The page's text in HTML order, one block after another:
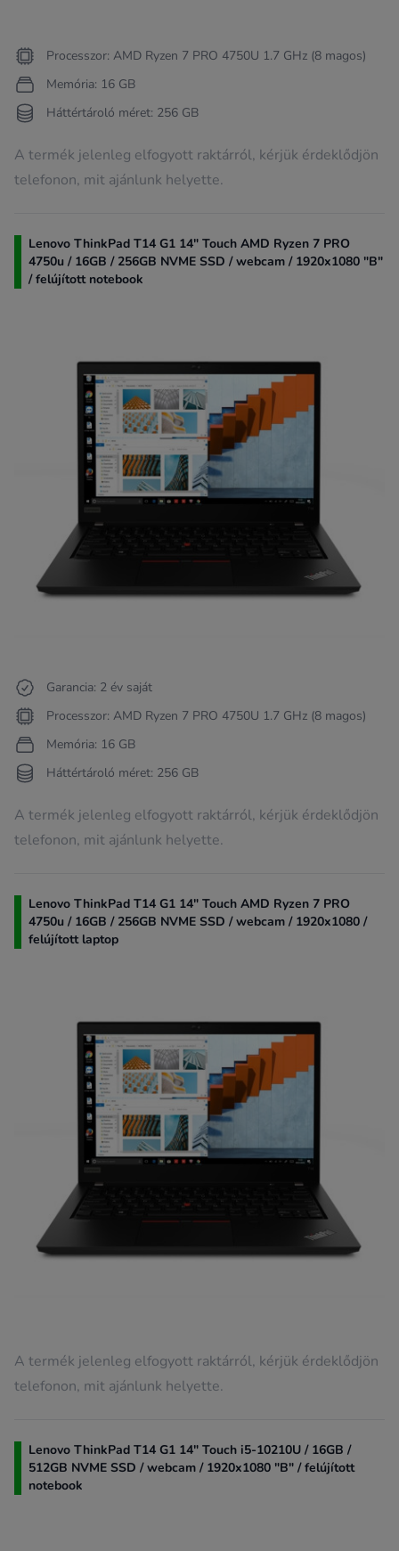
Processzor: AMD Ryzen 7 PRO 4750U 1.7 GHz (8 magos)
Memória: 16 GB
Háttértároló méret: 256 GB
A termék jelenleg elfogyott raktárról, kérjük érdeklődjön
telefonon, mit ajánlunk helyette.
Lenovo ThinkPad T14 G1 14" Touch AMD Ryzen 7 PRO
4750u / 16GB / 256GB NVME SSD / webcam / 1920x1080 "B"
/ felújított notebook
Garancia: 2 év saját
Processzor: AMD Ryzen 7 PRO 4750U 1.7 GHz (8 magos)
Memória: 16 GB
Háttértároló méret: 256 GB
A termék jelenleg elfogyott raktárról, kérjük érdeklődjön
telefonon, mit ajánlunk helyette.
Lenovo ThinkPad T14 G1 14" Touch AMD Ryzen 7 PRO
4750u / 16GB / 256GB NVME SSD / webcam / 1920x1080 /
felújított laptop
A termék jelenleg elfogyott raktárról, kérjük érdeklődjön
telefonon, mit ajánlunk helyette.
Lenovo ThinkPad T14 G1 14" Touch i5-10210U / 16GB /
512GB NVME SSD / webcam / 1920x1080 "B" / felújított
notebook